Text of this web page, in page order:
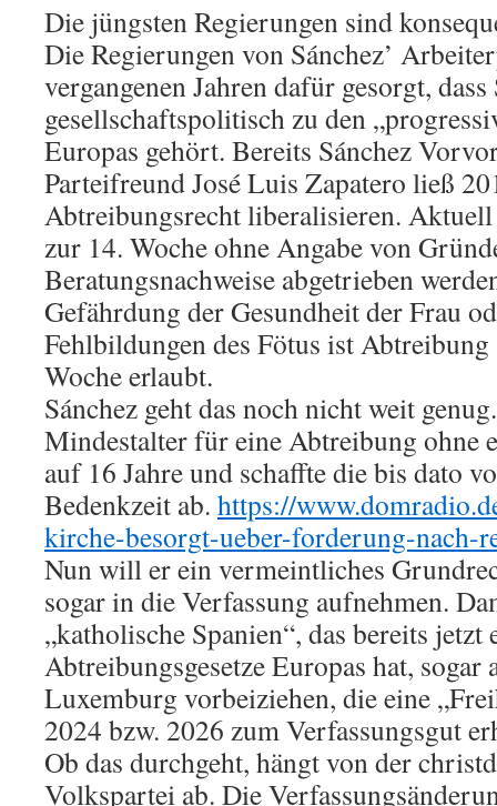
Die jüngsten Regierungen sind
Die Regierungen von Sánchez’
vergangenen Jahren dafür gesorgt, dass
gesellschaftspolitisch zu den
Europas gehört. Bereits Sánchez
Parteifreund José Luis Zapatero ließ
Abtreibungsrecht liberalisieren.
zur 14. Woche ohne Angabe von
Beratungsnachweise abgetrieben
Gefährdung der Gesundheit der Frau
Fehlbildungen des Fötus ist
Woche erlaubt.
Sánchez geht das noch nicht weit
Mindestalter für eine Abtreibung ohne
auf 16 Jahre und schaffte die bis dato
Bedenkzeit ab. https://
kirche-besorgt-ueber-forderung-nach-
Nun will er ein vermeintliches
sogar in die Verfassung aufnehmen.
„katholische Spanien“, das bereits jetzt
Abtreibungsgesetze Europas hat,
Luxemburg vorbeiziehen, die eine
2024 bzw. 2026 zum Verfassungsgut
Ob das durchgeht, hängt von der
Volkspartei ab. Die